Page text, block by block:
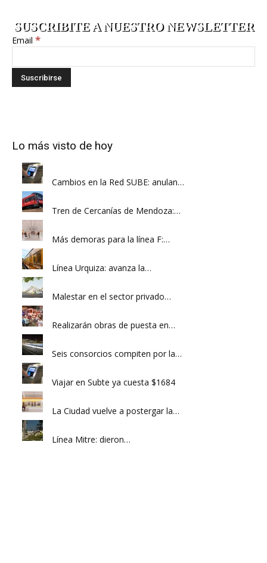
SUSCRIBITE A NUESTRO NEWSLETTER
Email *
Lo más visto de hoy
Cambios en la Red SUBE: anulan…
Tren de Cercanías de Mendoza:…
Más demoras para la línea F:…
Línea Urquiza: avanza la…
Malestar en el sector privado…
Realizarán obras de puesta en…
Seis consorcios compiten por la…
Viajar en Subte ya cuesta $1684
La Ciudad vuelve a postergar la…
Línea Mitre: dieron…